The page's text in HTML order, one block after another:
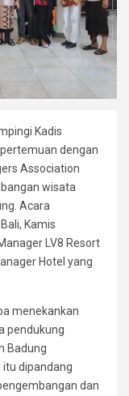
Kadis
dengan
Association
wisata
Acara
Kamis
LV8 Resort
Hotel yang
menekankan
pendukung
Badung
dipandang
dan